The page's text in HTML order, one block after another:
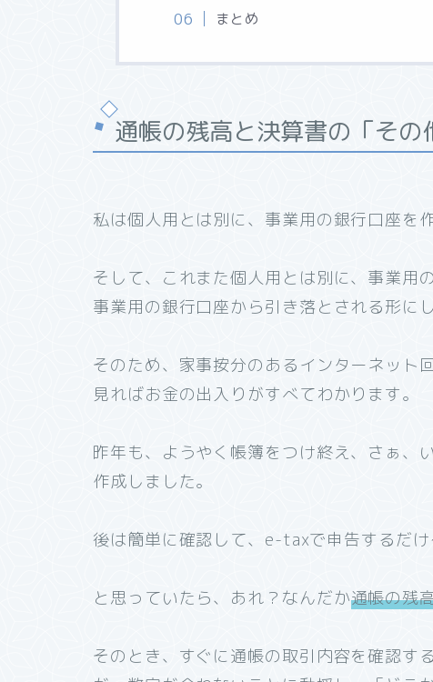
まとめ
通帳の残高と決算書の「その
私は個人用とは別に、事業用の銀行口座を
そして、これまた個人用とは別に、事業用
事業用の銀行口座から引き落とされる形に
そのため、家事按分のあるインターネット
見ればお金の出入りがすべてわかります。
昨年も、ようやく帳簿をつけ終え、さぁ、
作成しました。
後は簡単に確認して、e-taxで申告するだけ
と思っていたら、あれ？なんだか通帳の残
そのとき、すぐに通帳の取引内容を確認す